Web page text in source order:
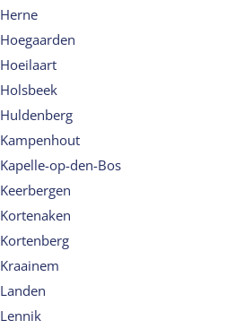
Herne
Hoegaarden
Hoeilaart
Holsbeek
Huldenberg
Kampenhout
Kapelle-op-den-Bos
Keerbergen
Kortenaken
Kortenberg
Kraainem
Landen
Lennik